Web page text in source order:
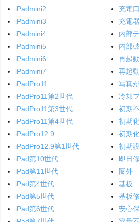
iPadmini2
iPadmini3
iPadmini4
iPadmini5
iPadmini6
iPadmini7
iPadPro11
iPadPro11第2世代
iPadPro11第3世代
iPadPro11第4世代
iPadPro12.9
iPadPro12.9第1世代
iPad第10世代
iPad第11世代
iPad第4世代
iPad第5世代
iPad第6世代
充電
充電
内部
内部
再起
再起
写真
冷却
初期
初期化
初期
初期
即日
圏外
基板
基板
安心